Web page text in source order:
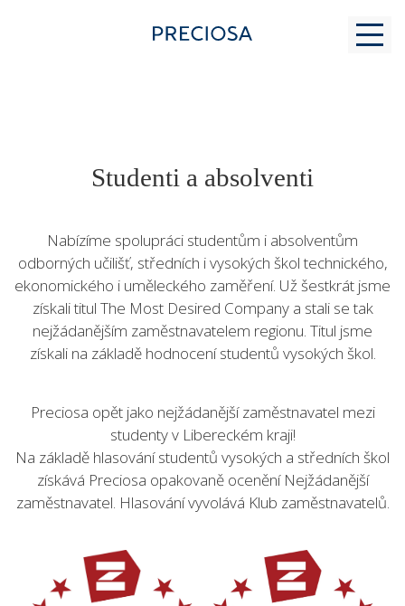
PROČ K NÁM
PRO STUDENTY
MODERNÍ SKLÁŘSTVÍ
KONTAKT
VOLNÁ MÍSTA
Studenti a absolventi
Nabízíme spolupráci studentům i absolventům
odborných učilišť, středních i vysokých škol technického,
ekonomického i uměleckého zaměření. Už šestkrát jsme
získali titul The Most Desired Company a stali se tak
nejžádanějším zaměstnavatelem regionu. Titul jsme
získali na základě hodnocení studentů vysokých škol.
Preciosa opět jako nejžádanější zaměstnavatel mezi
studenty v Libereckém kraji!
Na základě hlasování studentů vysokých a středních škol
získává Preciosa opakovaně ocenění Nejžádanější
zaměstnavatel. Hlasování vyvolává Klub zaměstnavatelů.